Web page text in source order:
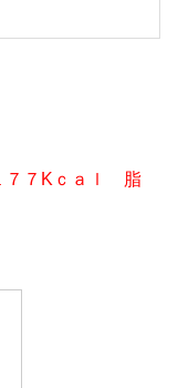
７Kｃａｌ 脂